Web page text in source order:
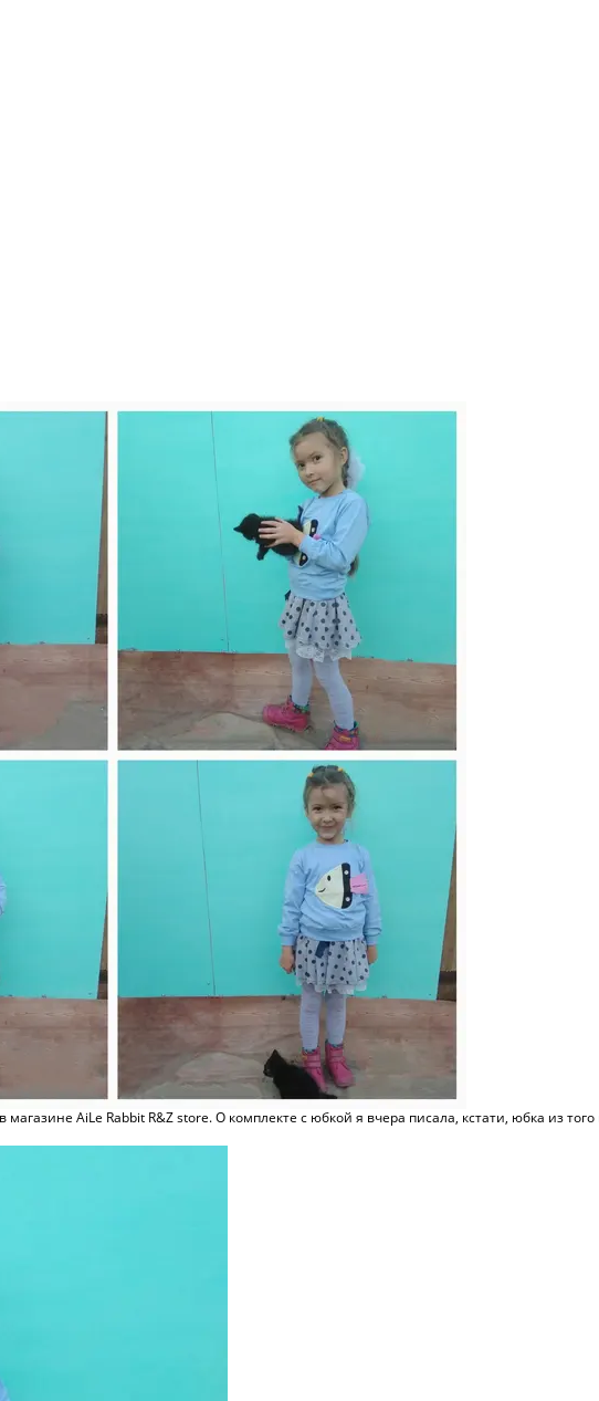
AiLe Rabbit R&Z store. О комплекте с юбкой я вчера писала, кстати, юбка из того